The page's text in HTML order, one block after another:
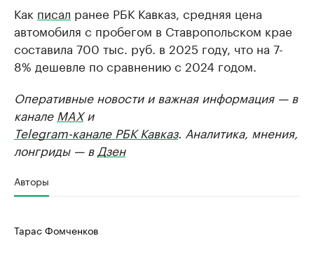
Как писал ранее РБК Кавказ, средняя цена
автомобиля с пробегом в Ставропольском крае
составила 700 тыс. руб. в 2025 году, что на 7-
8% дешевле по сравнению с 2024 годом.
Оперативные новости и важная информация — в
канале MAXи
Telegram-канале РБК Кавказ. Аналитика, мнения,
лонгриды — в Дзен
Авторы
Тарас Фомченков